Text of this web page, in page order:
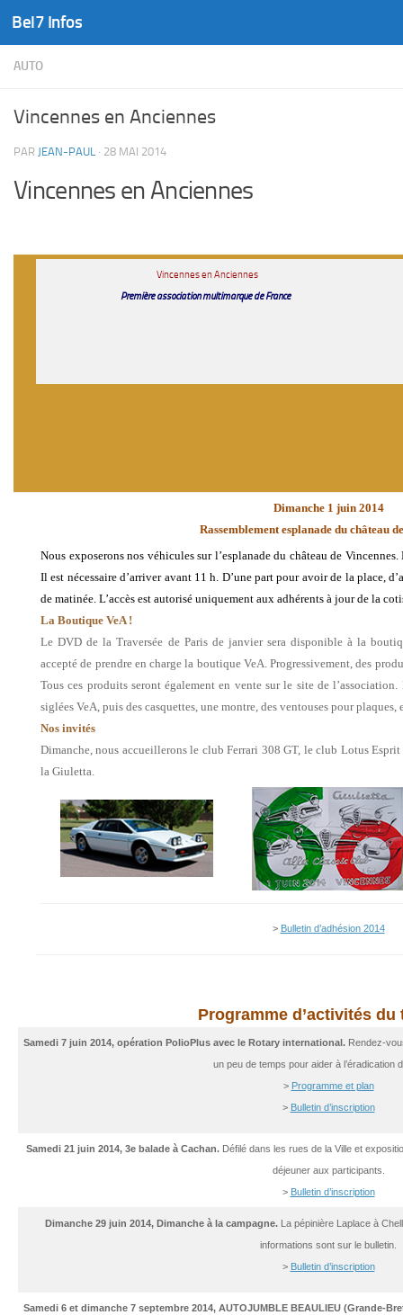
Skip to content
Bel7 Infos
AUTO
Vincennes en Anciennes
PAR JEAN-PAUL · 28 MAI 2014
Vincennes en Anciennes
Vincennes en Anciennes
Première association multimarque de France
Dimanche 1 juin 2014
Rassemblement esplanade du château
Nous exposerons nos véhicules sur l’esplanade du château de
Il est nécessaire d’arriver avant 11 h. D’une part pour avoir de la place,
de matinée. L’accès est autorisé uniquement aux adhérents à jour de la
La Boutique VeA !
Le DVD de la Traversée de Paris de janvier sera disponible à la
accepté de prendre en charge la boutique VeA. Progressivement, des
Tous ces produits seront également en vente sur le site de
siglées VeA, puis des casquettes, une montre, des ventouses pour plaques,
Nos invités
Dimanche, nous accueillerons le club Ferrari 308 GT, le club Lotus
la Giuletta.
> Bulletin d’adhésion 2014
Programme d’activités du
Samedi 7 juin 2014, opération PolioPlus avec le Rotary international. Rendez-
un peu de temps pour aider à l’éradication
> Programme et plan
> Bulletin d’inscription
Samedi 21 juin 2014, 3e balade à Cachan.Défilé dans les rues de la Ville et
déjeuner aux participants.
> Bulletin d’inscription
Dimanche 29 juin 2014, Dimanche à la campagne.La pépinière Laplace à
informations sont sur le bulletin.
> Bulletin d’inscription
Samedi 6 et dimanche 7 septembre 2014, AUTOJUMBLE BEAULIEU (Grande-